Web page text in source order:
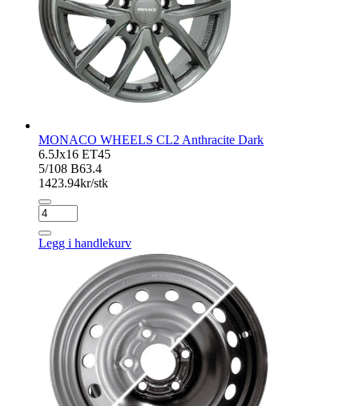
MONACO WHEELS CL2 Anthracite Dark
6.5Jx16 ET45
5/108 B63.4
1423.94kr/stk
MONACO
WHEELS
CL2
Anthracite
Legg i handlekurv